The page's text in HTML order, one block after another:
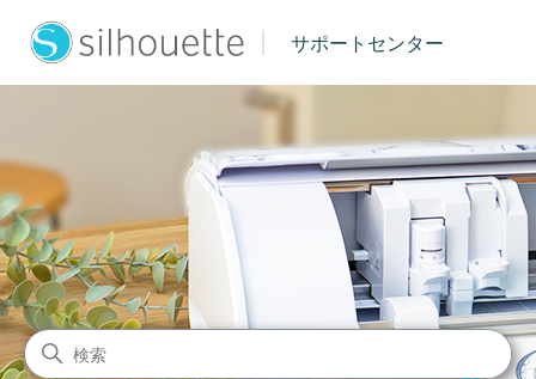
サポートセンター
シルエットジャパン サポート
検索